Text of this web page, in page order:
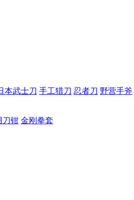
本武士刀 手工猎刀 忍者刀 野营手斧
刀钳 金刚拳套